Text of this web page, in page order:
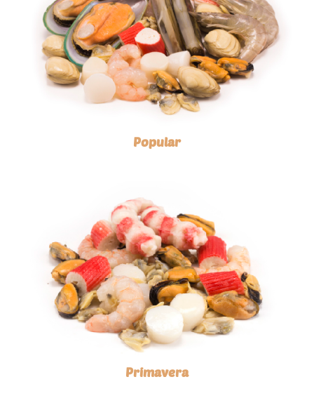
Popular
Primavera